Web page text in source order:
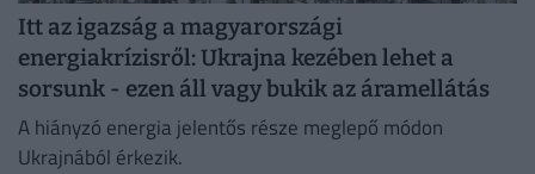
Itt az igazság a magyarországi
energiakrízisről: Ukrajna kezében lehet a
sorsunk - ezen áll vagy bukik az áramellátás
A hiányzó energia jelentős része meglepő módon
Ukrajnából érkezik.